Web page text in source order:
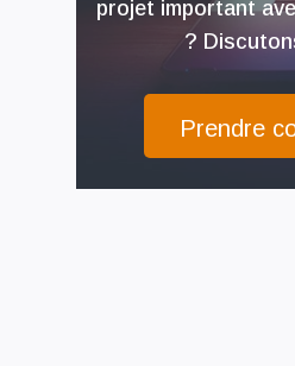
projet important
?
Prendre